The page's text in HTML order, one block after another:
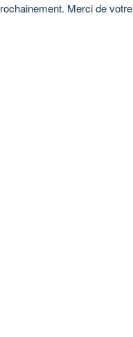
Merci de votre